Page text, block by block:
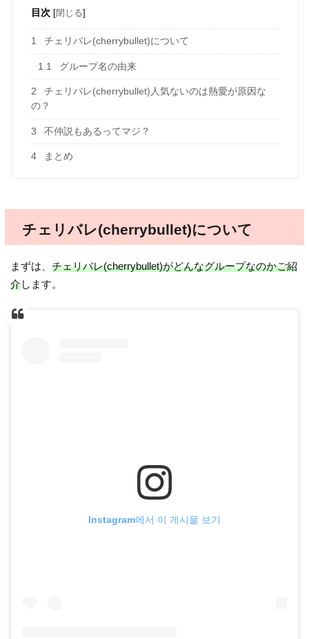
目次 [閉じる]
1 チェリバレ(cherrybullet)について
1.1 グループ名の由来
2
チェリバレ(cherrybullet)人気ないのは熱愛が原因な
の？
3 不仲説もあるってマジ？
4 まとめ
チェリバレ(cherrybullet)について
まずは、チェリバレ(cherrybullet)がどんなグループなのかご紹
介します。
Instagram에서 이 게시물 보기